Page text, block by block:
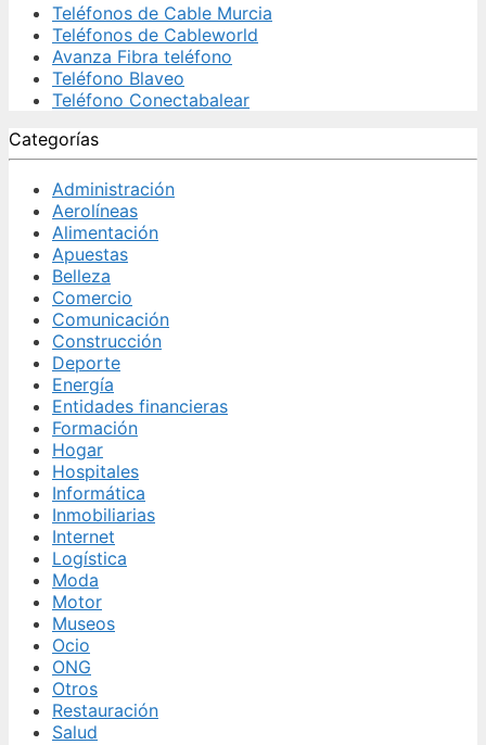
Teléfonos de Cable Murcia
Teléfonos de Cableworld
Avanza Fibra teléfono
Teléfono Blaveo
Teléfono Conectabalear
Categorías
Administración
Aerolíneas
Alimentación
Apuestas
Belleza
Comercio
Comunicación
Construcción
Deporte
Energía
Entidades financieras
Formación
Hogar
Hospitales
Informática
Inmobiliarias
Internet
Logística
Moda
Motor
Museos
Ocio
ONG
Otros
Restauración
Salud